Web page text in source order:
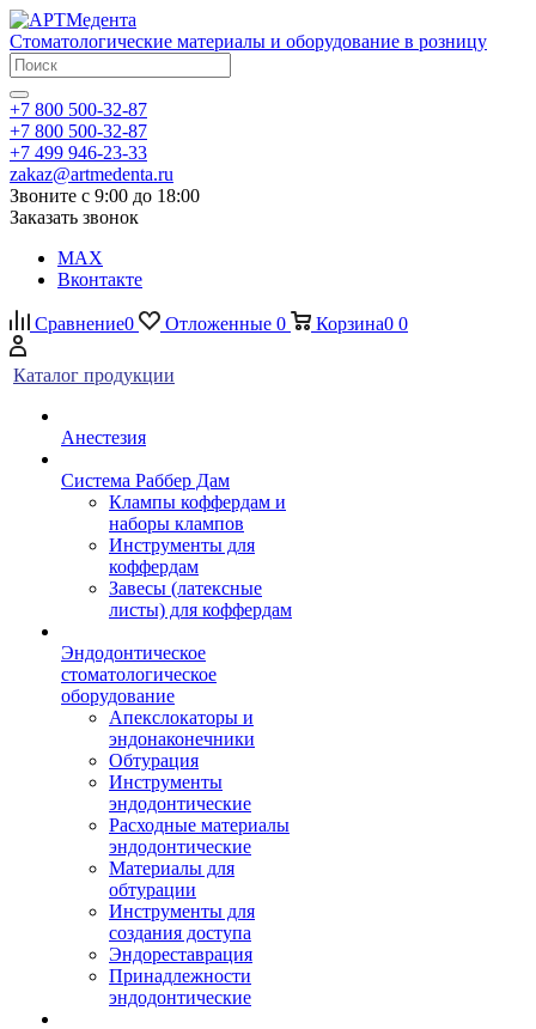
Стоматологические материалы и оборудование в розницу
+7 800 500-32-87
+7 800 500-32-87
+7 499 946-23-33
zakaz@artmedenta.ru
Звоните с 9:00 до 18:00
Заказать звонок
MAX
Вконтакте
Сравнение0 Отложенные 0 Корзина0 0
Каталог продукции
Анестезия
Система Раббер Дам
Клампы коффердам и
наборы клампов
Инструменты для
коффердам
Завесы (латексные
листы) для коффердам
Эндодонтическое
стоматологическое
оборудование
Апекслокаторы и
эндонаконечники
Обтурация
Инструменты
эндодонтические
Расходные материалы
эндодонтические
Материалы для
обтурации
Инструменты для
создания доступа
Эндореставрация
Принадлежности
эндодонтические